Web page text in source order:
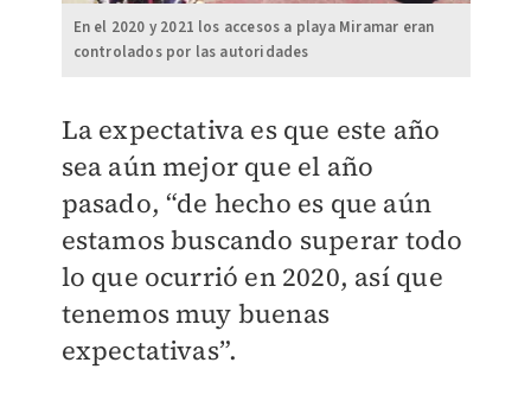
En el 2020 y 2021 los accesos a playa Miramar eran
controlados por las autoridades
La expectativa es que este año
sea aún mejor que el año
pasado, “de hecho es que aún
estamos buscando superar todo
lo que ocurrió en 2020, así que
tenemos muy buenas
expectativas”.